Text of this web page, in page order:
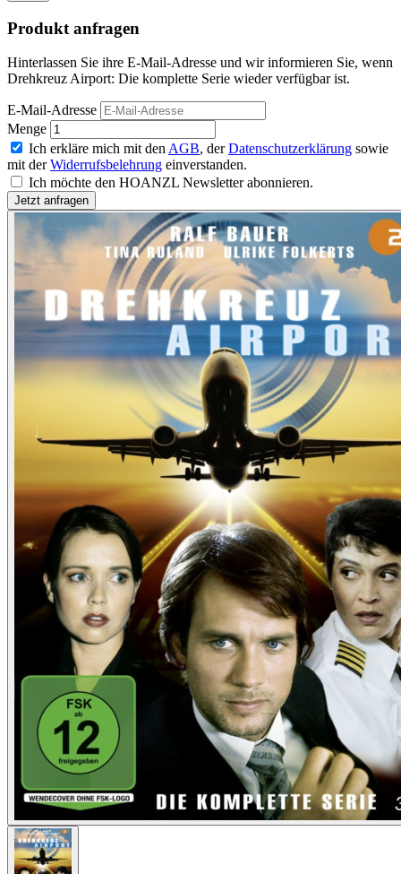
Produkt anfragen
Hinterlassen Sie ihre E-Mail-Adresse und wir informieren Sie, wenn
Drehkreuz Airport: Die komplette Serie wieder verfügbar ist.
E-Mail-Adresse
Menge
Ich erkläre mich mit den AGB, derDatenschutzerklärung sowie
mit derWiderrufsbelehrung einverstanden.
Ich möchte den HOANZL Newsletter abonnieren.